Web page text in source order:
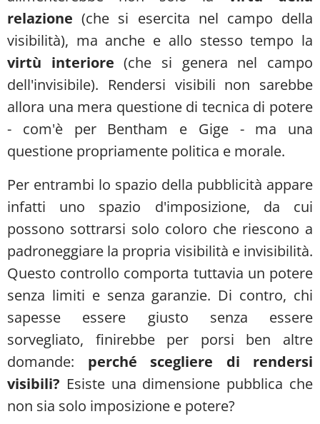
relazione (che si esercita nel campo della
visibilità), ma anche e allo stesso tempo la
virtù interiore (che si genera nel campo
dell'invisibile). Rendersi visibili non sarebbe
allora una mera questione di tecnica di potere
- com'è per Bentham e Gige - ma una
questione propriamente politica e morale.
Per entrambi lo spazio della pubblicità appare
infatti uno spazio d'imposizione, da cui
possono sottrarsi solo coloro che riescono a
padroneggiare la propria visibilità e invisibilità.
Questo controllo comporta tuttavia un potere
senza limiti e senza garanzie. Di contro, chi
sapesse essere giusto senza essere
sorvegliato, finirebbe per porsi ben altre
domande: perché scegliere di rendersi
visibili? Esiste una dimensione pubblica che
non sia solo imposizione e potere?